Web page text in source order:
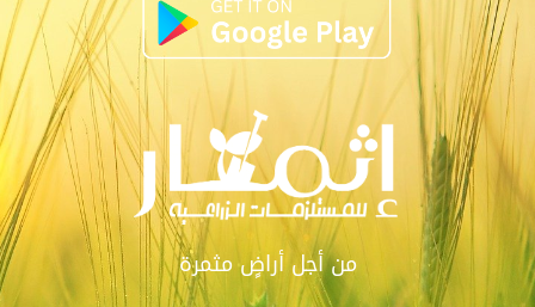
من أجل أراضٍ مثمرة